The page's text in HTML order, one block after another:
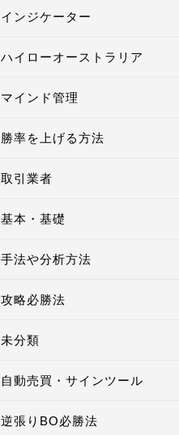
インジケーター
ハイローオーストラリア
マインド管理
勝率を上げる方法
取引業者
基本・基礎
手法や分析方法
攻略必勝法
未分類
自動売買・サインツール
逆張りBO必勝法